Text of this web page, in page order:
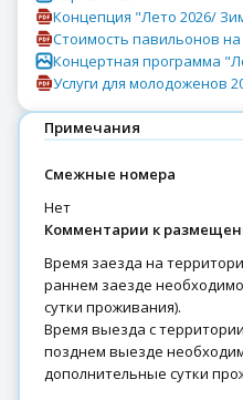
Концепция "Лето 2026/
Стоимость павильонов
Концертная программа
Услуги для молодоженов
Примечания
Смежные номера
нет
Комментарии к
Время заезда на территорию отеля - 06:00 (при более
раннем заезде
сутки проживания).
Время выезда с
позднем выезде
дополнительные сутки